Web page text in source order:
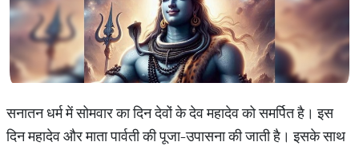
सनातन धर्म में सोमवार का दिन देवों के देव महादेव को समर्पित है। इस
दिन महादेव और माता पार्वती की पूजा-उपासना की जाती है। इसके साथ